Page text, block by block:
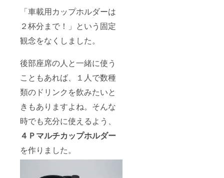
「車載用カップホルダーは
２杯分まで！」という固定
観念をなくしました。
後部座席の人と一緒に使う
こともあれば、１人で数種
類のドリンクを飲みたいと
きもありますよね。そんな
時でも充分に使えるよう、
４Ｐマルチカップホルダー
を作りました。